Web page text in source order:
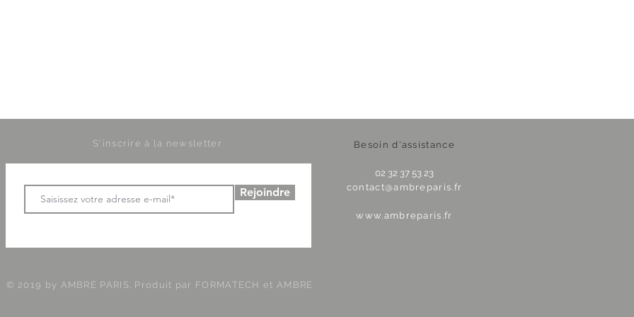
S'inscrire à la newsletter
Rejoindre
Besoin d'assistance
02 32 37 53 23
contact@ambreparis.fr
www.ambreparis.fr
© 2019 by AMBRE PARIS. Produit par FORMATECH et AMBRE